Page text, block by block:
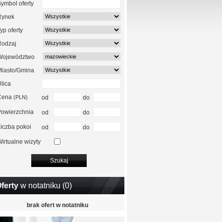
oferty
oferty
Gmina
(PLN) od do
od do
pokoi od do
wizyty
w notatniku (0)
brak ofert w notatniku